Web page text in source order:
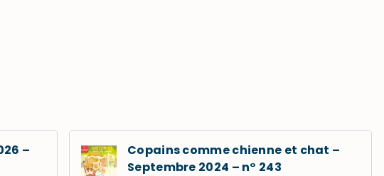
–
Copains comme chienne et chat –
Septembre 2024 – n° 243